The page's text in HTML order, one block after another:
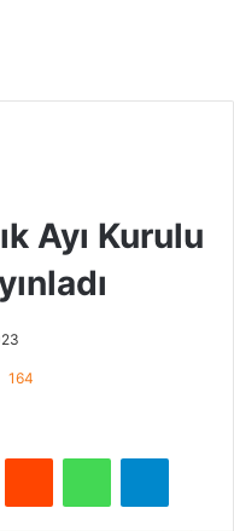
Ayı Kurulu
164
Reddit WhatsApp